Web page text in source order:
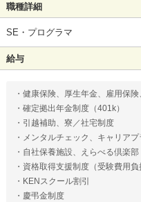
職種詳細
SE・プログラマ
給与
・健康保険、厚生年金、雇用保
・確定拠出年金制度（401k）
・引越補助、寮／社宅制度
・メンタルチェック、キャリア
・自社保養施設、えらべる倶楽
・資格取得支援制度（受験費用負
・KENスクール割引
・慶弔金制度